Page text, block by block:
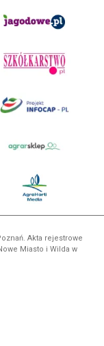
Akta rejestrowe
Miasto i Wilda w